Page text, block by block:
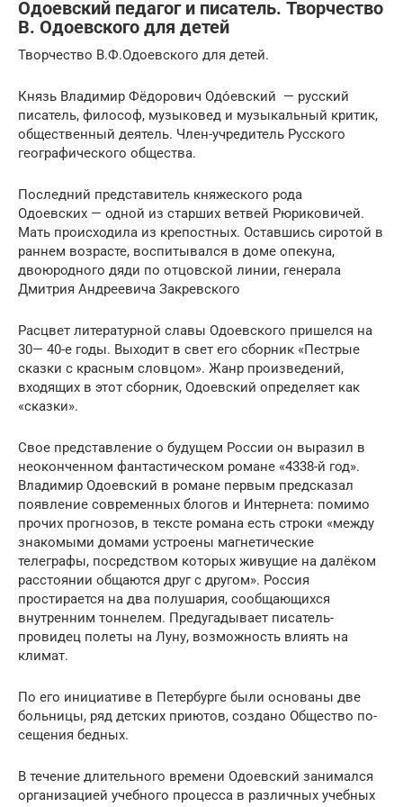
Одоевский педагог и писатель. Творчество
В. Одоевского для детей
Творчество В.Ф.Одоевского для детей.
Князь Владимир Фёдорович Одо́евский — русский
писатель, философ, музыковед и музыкальный критик,
общественный деятель. Член-учредитель Русского
географического общества.
Последний представитель княжеского рода
Одоевских — одной из старших ветвей Рюриковичей.
Мать происходила из крепостных. Оставшись сиротой в
раннем возрасте, воспитывался в доме опекуна,
двоюродного дяди по отцовской линии, генерала
Дмитрия Андреевича Закревского
Расцвет литературной славы Одоевского пришелся на
30— 40-е годы. Выходит в свет его сборник «Пестрые
сказки с красным словцом». Жанр произведений,
входящих в этот сборник, Одо­евский определяет как
«сказки».
Свое представление о будущем России он выразил в
не­оконченном фантастическом романе «4338-й год».
Владимир Одоевский в романе первым предсказал
появление современных блогов и Интернета: помимо
прочих прогнозов, в тексте романа есть строки «между
знакомыми домами устроены магнетические
телеграфы, посредством которых живущие на далёком
расстоянии общаются друг с другом». Россия
простирается на два полуша­рия, сообщающихся
внутренним тоннелем. Предугадывает писатель-
провидец полеты на Луну, возможность влиять на
климат.
По его инициативе в Петербурге были основа­ны две
больницы, ряд детских приютов, создано Общество по­
сещения бедных.
В течение дли­тельного времени Одоевский занимался
организа­цией учебного процесса в различных учебных